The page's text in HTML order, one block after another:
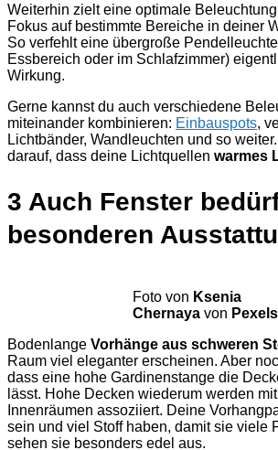
Weiterhin zielt eine optimale
Fokus auf bestimmte Bereiche in deiner
So verfehlt eine übergroße
Essbereich oder im Schlafzimmer)
Wirkung.
Gerne kannst du auch verschiedene
miteinander kombinieren: Einbauspots,
Lichtbänder, Wandleuchten und so
darauf, dass deine Lichtquellen warmes
3 Auch Fenster
besonderen
Foto von Ksenia
Chernayavon Pexels
Bodenlange Vorhänge aus schweren
Raum viel eleganter erscheinen. Aber
dass eine hohe Gardinenstange die
lässt. Hohe Decken wiederum werden
Innenräumen assoziiert. Deine
sein und viel Stoff haben, damit sie viele
sehen sie besonders edel aus.